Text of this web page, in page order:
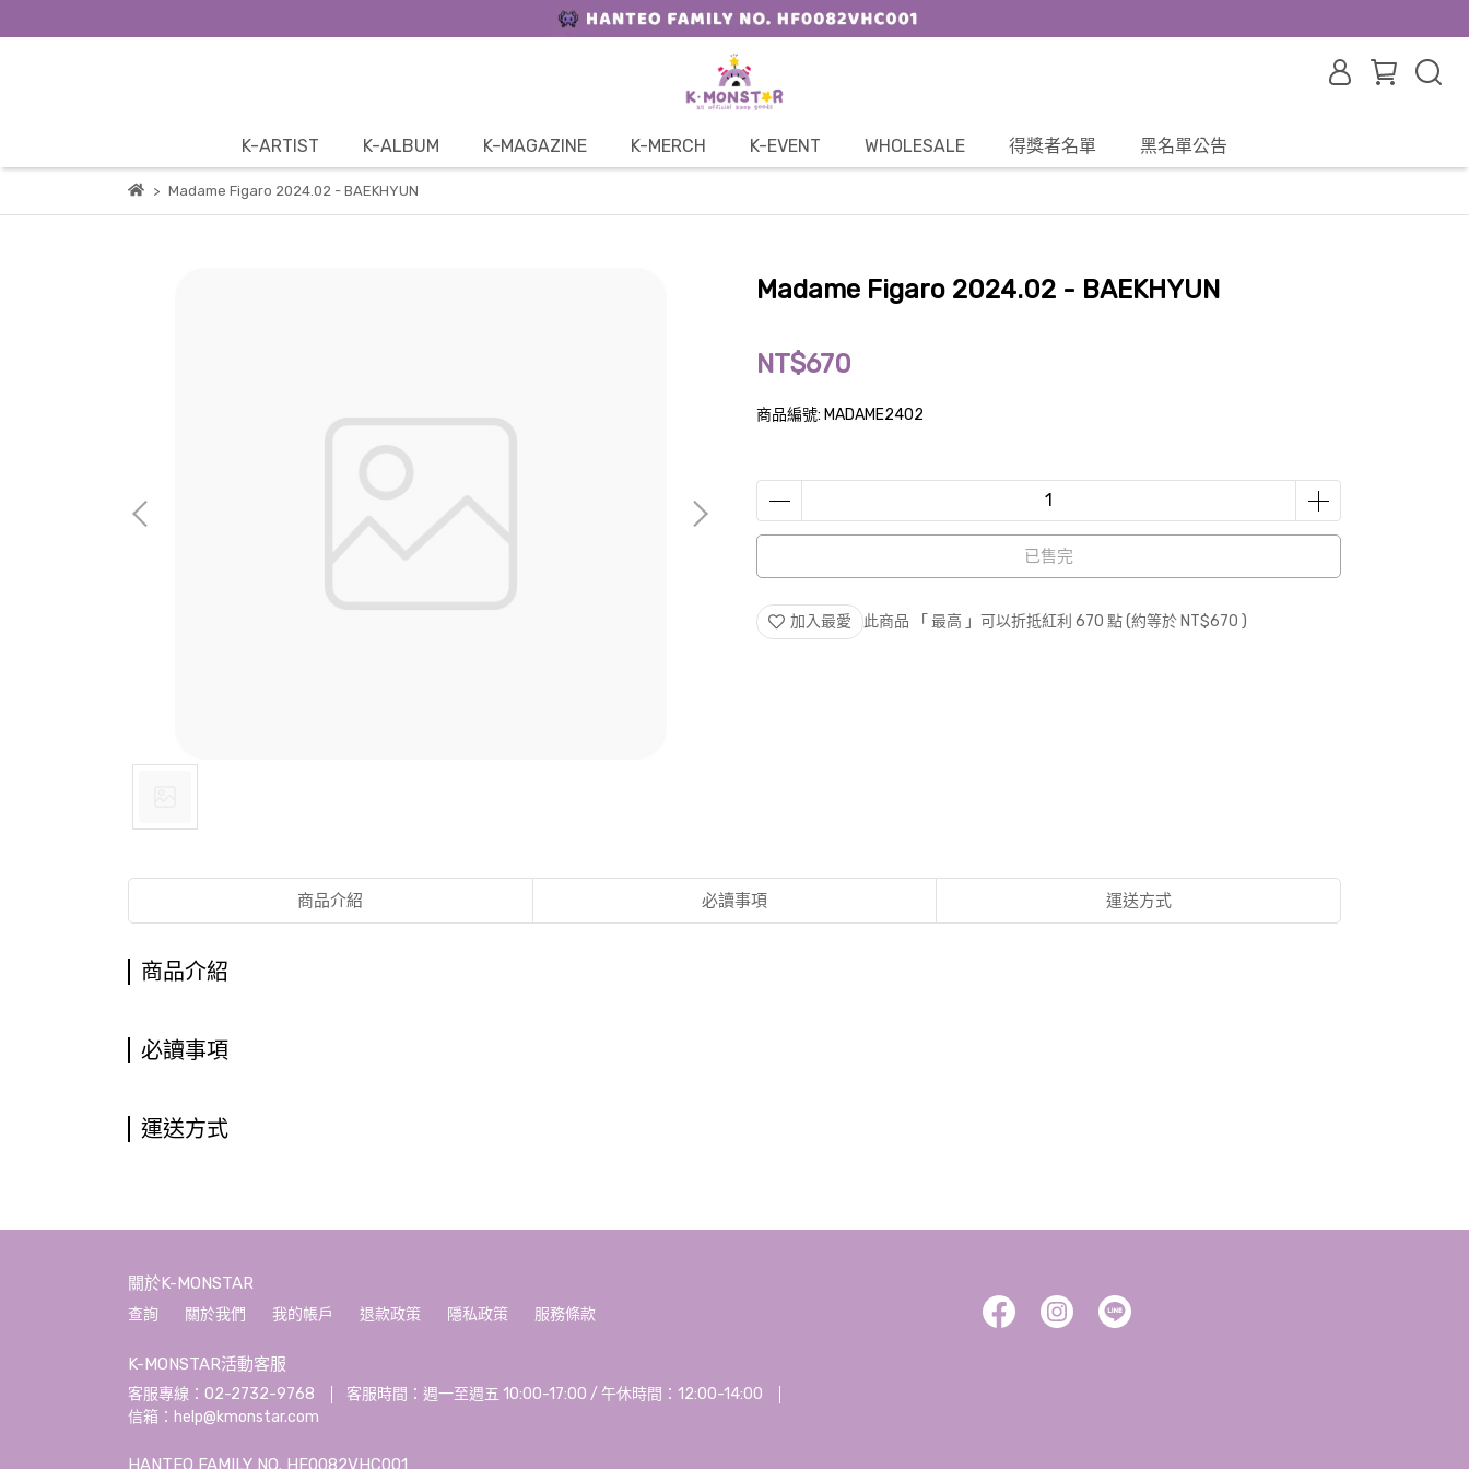
K-ARTIST K-ALBUM K-MAGAZINE K-MERCH K-EVENT WHOLESALE 得獎者名單 黑名單公告
Madame Figaro 2024.02 - BAEKHYUN
Madame Figaro 2024.02 - BAEKHYUN
NT$670
商品編號: MADAME2402
已售完
加入最愛 此商品 「 最高 」可以折抵紅利 670 點 (約等於 NT$670 )
商品介紹 必讀事項 運送方式
商品介紹
必讀事項
運送方式
關於K-MONSTAR
查詢 關於我們 我的帳戶 退款政策 隱私政策 服務條款
K-MONSTAR活動客服
客服專線：02-2732-9768
客服時間：週一至週五 10:00-17:00 / 午休時間：12:00-14:00
信箱：help@kmonstar.com
HANTEO FAMILY NO. HF0082VHC001